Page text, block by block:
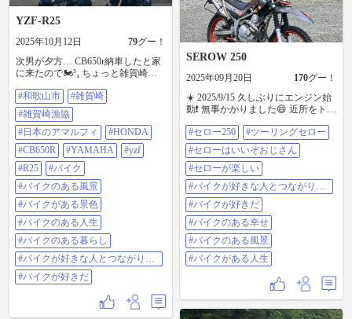
YZF-R25
2025年10月12日 79グー！
次男が夕方… CB650r納車したと家
に来たので🏍³₃ ちょっと雑賀崎ま
漁協 #日本のアマルフィ #honda
#cb650r #yamaha #yzf #r25 #バイク #
バイクのある風景 #バイクがある景
色 #バイクのある人生 #バイクのあ
る暮らし #バイクが好きな人とつな
がりたい #バイクが好きだ
#和歌山市
#雑賀崎
#雑賀崎漁協
#日本のアマルフィ
#HONDA
#CB650R
#YAMAHA
#yzf
#R25
#バイク
#バイクのある風景
#バイクがある景色
#バイクのある人生
#バイクのある暮らし
#バイクが好きな人とつながりた
い
#バイクが好きだ
SEROW 250
2025年09月20日 170グー！
☀️ 2025/9/15 久しぶりにエンジン始
動❗ 無事かかりました😄 近所をトコ
ロー #セローはいいぞおじさん #セ
ローが楽しい #バイクが好きな人と
つながりたい #バイクが好きだ #バ
イクのある幸せ #バイクのある風景
#バイクがある人生
#セロー250
#ツーリングセロー
#セローはいいぞおじさん
#セローが楽しい
#バイクが好きな人とつながりた
い
#バイクが好きだ
#バイクのある幸せ
#バイクのある風景
#バイクがある人生